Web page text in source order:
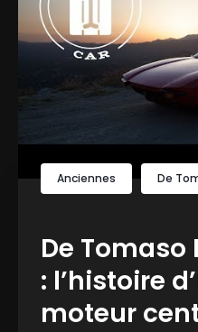
Anciennes De
De Tomaso
: l’histoire
moteur